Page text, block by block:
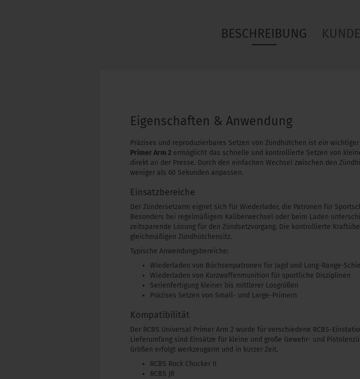
BESCHREIBUNG
Eigenschaften & Anwendung
Präzises und reproduzierbares Setzen von Zündhütchen ist ein
Primer Arm 2 ermöglicht das schnelle und kontrollierte Setzen von
direkt an der Presse. Durch den einfachen Wechsel zwischen den
weniger als 60 Sekunden anpassen.
Einsatzbereiche
Der Zündersetzarm eignet sich für Wiederlader, die Patronen für
Besonders bei regelmäßigem Kaliberwechsel oder beim Laden
zeitsparende Lösung für den Zündsetzvorgang. Die kontrollierte
gleichmäßigen Zündhütchensitz.
Typische Anwendungsbereiche:
Wiederladen von Büchsenpatronen für Jagd und Long-Range-
Wiederladen von Kurzwaffenmunition für sportliche Disziplinen
Serienfertigung kleiner bis mittlerer Losgrößen
Präzises Setzen von Small- und Large-Primern
Kompatibilität
Der RCBS Universal Primer Arm 2 wurde für verschiedene RCBS-
Lieferumfang sind Einsätze für kleine und große Gewehr- und
Größen erfolgt werkzeugarm und in kurzer Zeit.
RCBS Rock Chucker II
RCBS JR